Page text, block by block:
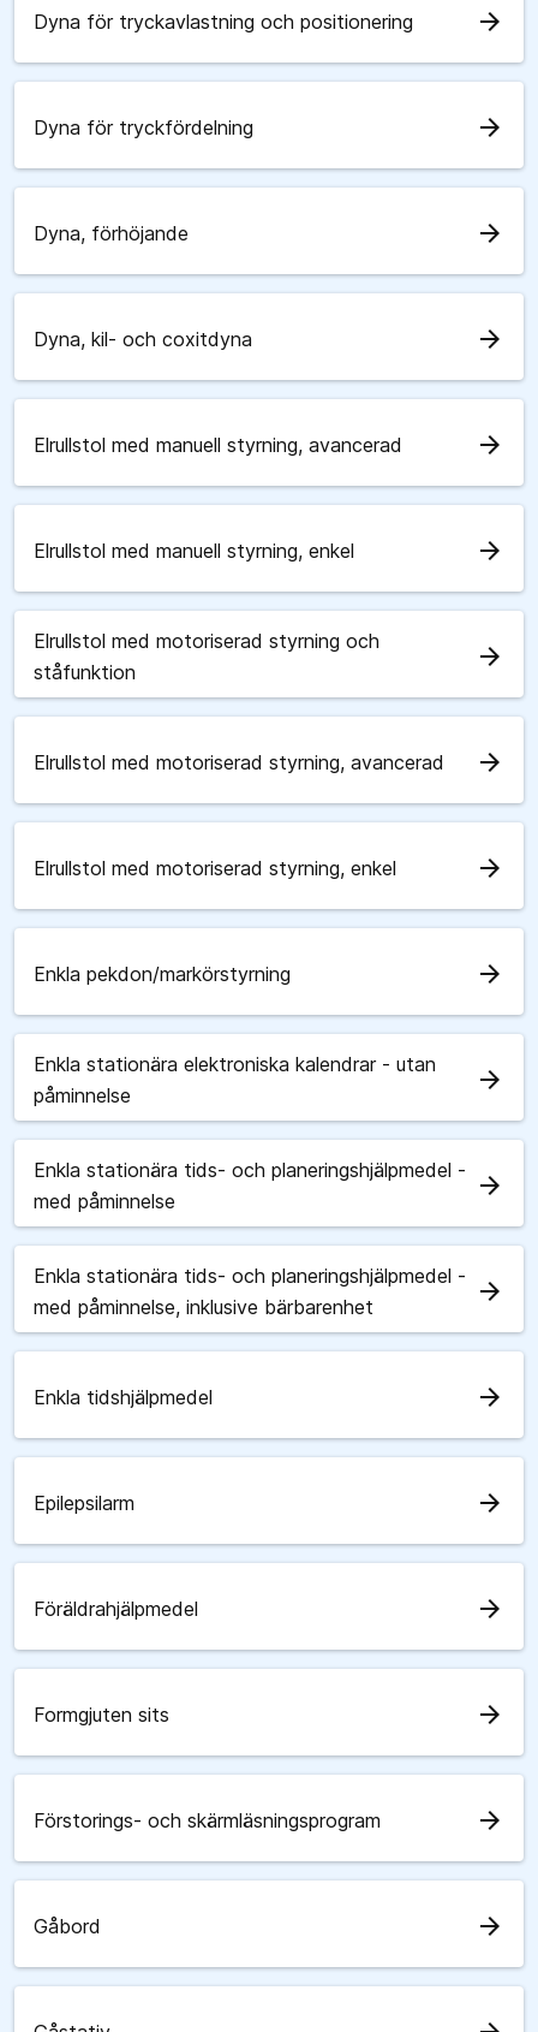
Dyna för tryckavlastning och positionering arrow_forward
Dyna för tryckfördelning arrow_forward
Dyna, förhöjande arrow_forward
Dyna, kil- och coxitdyna arrow_forward
Elrullstol med manuell styrning, avancerad arrow_forward
Elrullstol med manuell styrning, enkel arrow_forward
Elrullstol med motoriserad styrning och
ståfunktion
arrow_forward
Elrullstol med motoriserad styrning, avancerad arrow_forward
Elrullstol med motoriserad styrning, enkel arrow_forward
Enkla pekdon/markörstyrning arrow_forward
Enkla stationära elektroniska kalendrar - utan
påminnelse
arrow_forward
Enkla stationära tids- och planeringshjälpmedel -
med påminnelse
arrow_forward
Enkla stationära tids- och planeringshjälpmedel -
med påminnelse, inklusive bärbarenhet
arrow_forward
Enkla tidshjälpmedel arrow_forward
Epilepsilarm arrow_forward
Föräldrahjälpmedel arrow_forward
Formgjuten sits arrow_forward
Förstorings- och skärmläsningsprogram arrow_forward
Gåbord arrow_forward